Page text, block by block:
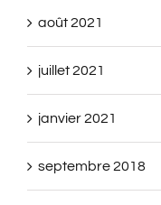
août 2021
juillet 2021
janvier 2021
septembre 2018